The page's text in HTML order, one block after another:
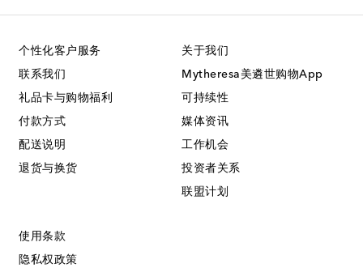
个性化客户服务
联系我们
礼品卡与购物福利
付款方式
配送说明
退货与换货
关于我们
Mytheresa美遴世购物App
可持续性
媒体资讯
工作机会
投资者关系
联盟计划
使用条款
隐私权政策